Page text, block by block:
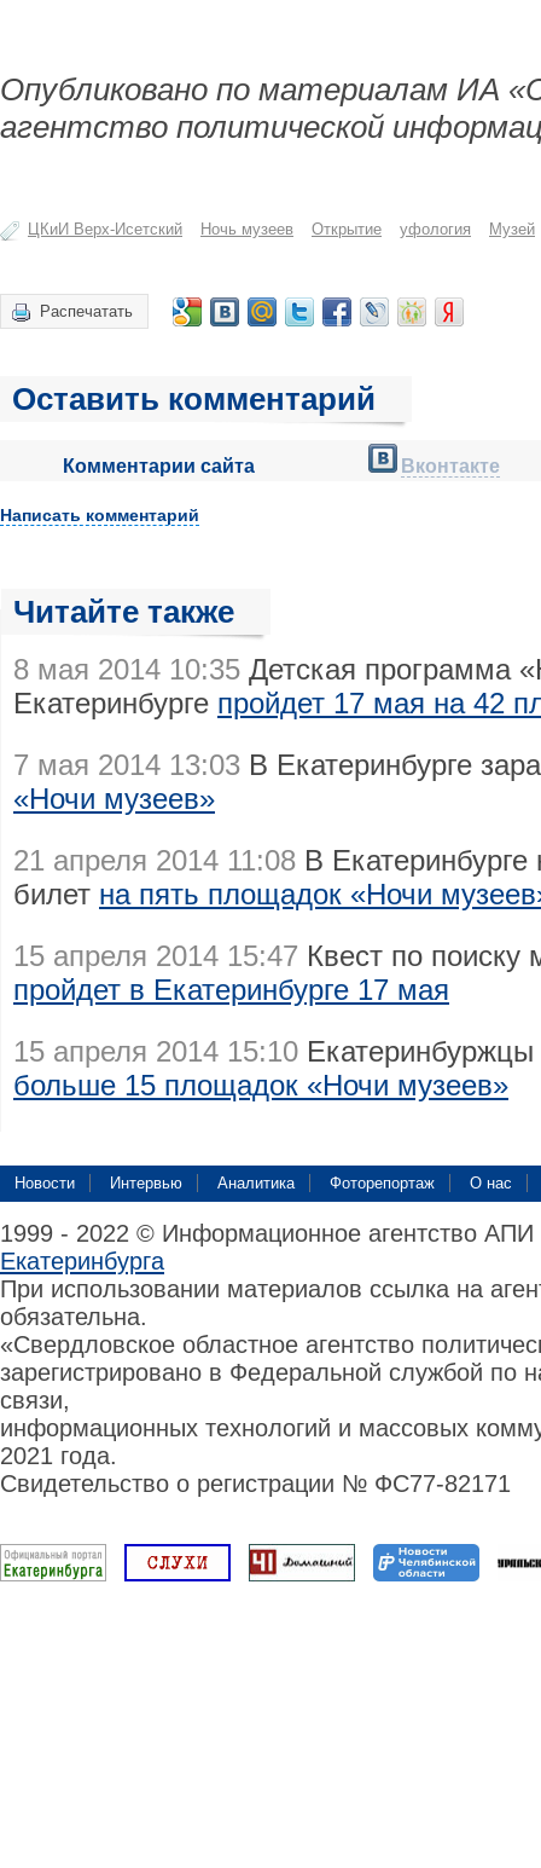
Опубликовано по материалам ИА
агентство политической
ЦКиИ Верх-Исетский Ночь музеев Открытие уфология Музей
Распечатать
Оставить комментарий
Комментарии сайта Вконтакте
Написать комментарий
Читайте также
8 мая 2014 10:35 Детская программа
Екатеринбурге пройдет 17 мая на 42
7 мая 2014 13:03 В Екатеринбурге
«Ночи музеев»
21 апреля 2014 11:08 В
билет на пять площадок «Ночи
15 апреля 2014 15:47 Квест по поиску
пройдет в Екатеринбурге 17 мая
15 апреля 2014 15:10 Екатеринбуржцы
больше 15 площадок «Ночи музеев»
Новости Интервью Аналитика Фоторепортаж О нас
1999 - 2022 © Информационное агентство
Екатеринбурга
При использовании материалов ссылка на
обязательна.
«Свердловское областное агентство
зарегистрировано в Федеральной службой по
связи,
информационных технологий и массовых
2021 года.
Свидетельство о регистрации № ФС77-82171